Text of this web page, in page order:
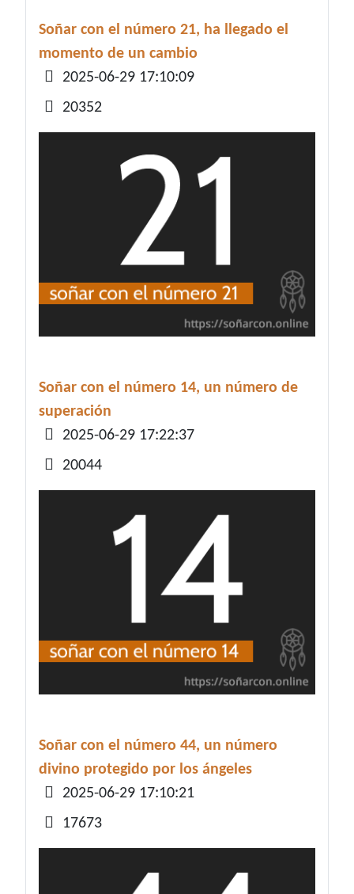
Soñar con el número 21, ha llegado el
momento de un cambio
Detalles
2025-06-29 17:10:09
20352
Soñar con el número 14, un número de
superación
Detalles
2025-06-29 17:22:37
20044
Soñar con el número 44, un número
divino protegido por los ángeles
Detalles
2025-06-29 17:10:21
17673